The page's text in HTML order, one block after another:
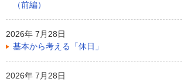
（前編）
2026年 7月28日
基本から考える「休日」
2026年 7月28日